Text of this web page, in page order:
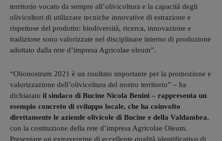
territorio vocato da sempre all’olivicoltura e la capacità degli
olivicoltori di utilizzare tecniche innovative di estrazione e
rispettose del prodotto: biodiversità, ricerca, innovazione e
tradizione sono valorizzate nel disciplinare interno di produzione
adottato dalla rete d’impresa Agricolae oleum”.
“Olionostrum 2021 è un risultato importante per la promozione e
valorizzazione dell’olivicoltura del nostro territorio” – ha
dichiarato il sindaco di Bucine Nicola Benini – rappresenta un
esempio concreto di sviluppo locale, che ha coinvolto
direttamente le aziende olivicole di Bucine e della Valdambra,
con la costituzione della rete d’impresa Agricolae Oleum.
Presentare un extravergine di eccellente qualità identificativo di